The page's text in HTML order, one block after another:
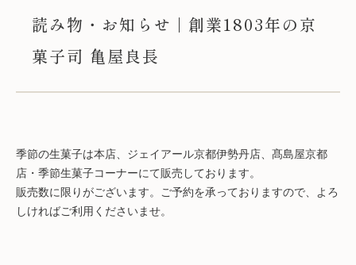
読み物・お知らせ | 創業1803年の京
菓子司 亀屋良長
季節の生菓子は本店、ジェイアール京都伊勢丹店、髙島屋京都
店・季節生菓子コーナーにて販売しております。
販売数に限りがございます。ご予約を承っておりますので、よろ
しければご利用くださいませ。